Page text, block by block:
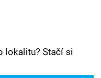
lokalitu? Stačí si